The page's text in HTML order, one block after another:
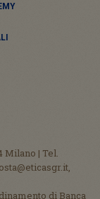
Milano | Tel.
di Banca